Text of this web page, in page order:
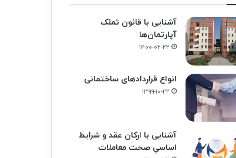
آشنایی با قانون تملک
آپارتمان‌ها
۱۴۰۰-۰۲-۲۲
انواع قراردادهای ساختمانی
۱۳۹۹-۱۰-۲۲
آشنایی با ارکان عقد و شرايط
اساسي صحت معاملات